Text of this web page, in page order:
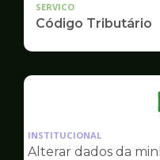
SERVICO
Código Tributário
INSTITUCIONAL
Alterar dados da